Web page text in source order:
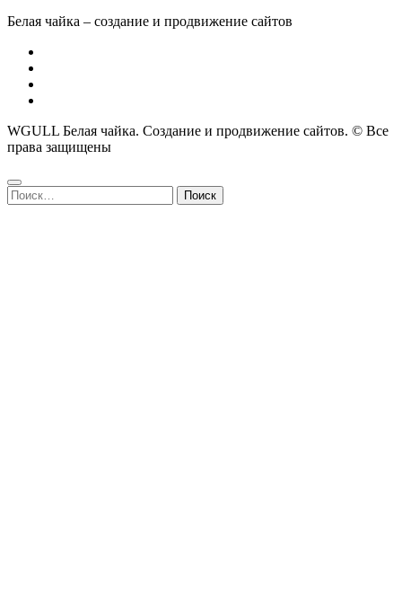
Белая чайка – создание и продвижение сайтов
WGULL Белая чайка. Создание и продвижение сайтов. © Все
права защищены
Найти: